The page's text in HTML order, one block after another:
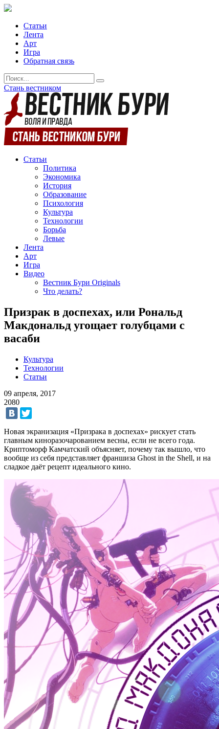
Статьи
Лента
Арт
Игра
Обратная связь
Стань вестником
Статьи
Политика
Экономика
История
Образование
Психология
Культура
Технологии
Борьба
Левые
Лента
Арт
Игра
Видео
Вестник Бури Originals
Что делать?
Призрак в доспехах, или Рональд
Макдональд угощает голубцами с
васаби
Культура
Технологии
Статьи
09 апреля, 2017
2080
Новая экранизация «Призрака в доспехах» рискует стать
главным киноразочарованием весны, если не всего года.
Криптоморф Камчатский объясняет, почему так вышло, что
вообще из себя представляет франшиза Ghost in the Shell, и на
сладкое даёт рецепт идеального кино.